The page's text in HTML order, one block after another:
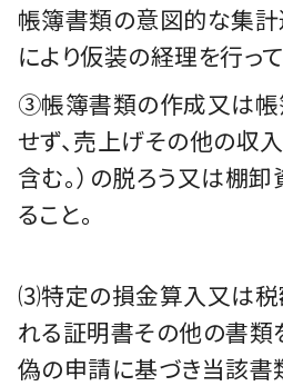
帳簿書類の意図的な集
により仮装の経理を行って
③帳簿書類の作成又は
せず、売上げその他の収
含む。）の脱ろう又は棚
ること。
⑶特定の損金算入又は税
れる証明書その他の書類
偽の申請に基づき当該書